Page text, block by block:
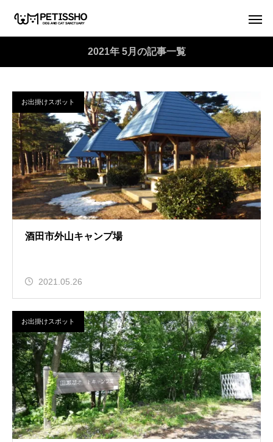
2021年 5月の記事一覧
お出掛けスポット
酒田市外山キャンプ場
2021.05.26
お出掛けスポット